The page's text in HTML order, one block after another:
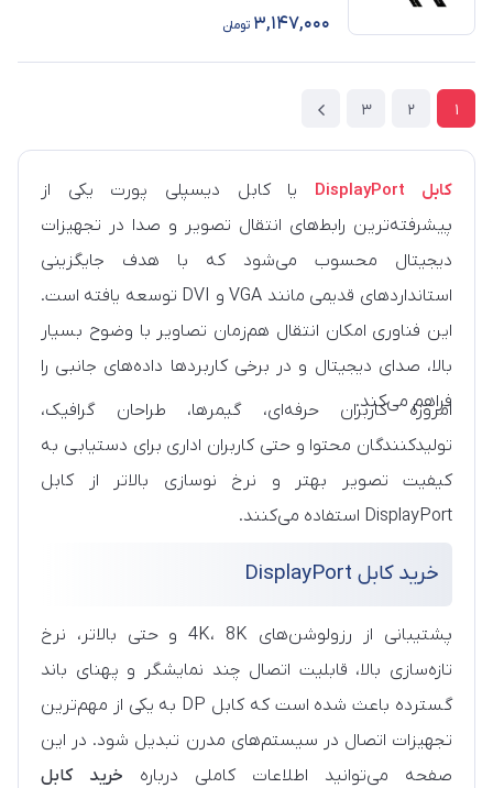
3,147,000 تومان
1
2
3
کابل DisplayPort
یا کابل دیسپلی پورت یکی از
پیشرفته‌ترین رابط‌های انتقال تصویر و صدا در تجهیزات
دیجیتال محسوب می‌شود که با هدف جایگزینی
استانداردهای قدیمی مانند VGA و DVI توسعه یافته است.
این فناوری امکان انتقال هم‌زمان تصاویر با وضوح بسیار
بالا، صدای دیجیتال و در برخی کاربردها داده‌های جانبی را
فراهم می‌کند.
امروزه کاربران حرفه‌ای، گیمرها، طراحان گرافیک،
تولیدکنندگان محتوا و حتی کاربران اداری برای دستیابی به
کیفیت تصویر بهتر و نرخ نوسازی بالاتر از کابل
DisplayPort استفاده می‌کنند.
خرید کابل DisplayPort
پشتیبانی از رزولوشن‌های 4K، 8K و حتی بالاتر، نرخ
تازه‌سازی بالا، قابلیت اتصال چند نمایشگر و پهنای باند
گسترده باعث شده است که کابل DP به یکی از مهم‌ترین
تجهیزات اتصال در سیستم‌های مدرن تبدیل شود. در این
صفحه می‌توانید اطلاعات کاملی درباره خرید کابل